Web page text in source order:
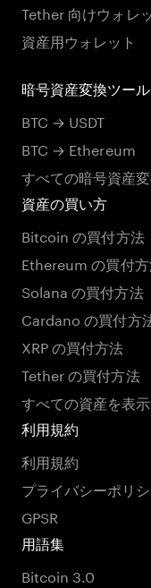
Tether 向けウォレ
資産用ウォレット
暗号資産変換ツール
BTC → USDT
BTC → Ethereum
すべての暗号資産
資産の買い方
Bitcoin の買付方法
Ethereum の買付
Solana の買付方法
Cardano の買付方
XRP の買付方法
Tether の買付方法
すべての資産を表示
利用規約
利用規約
プライバシーポリ
GPSR
用語集
Bitcoin 3.0